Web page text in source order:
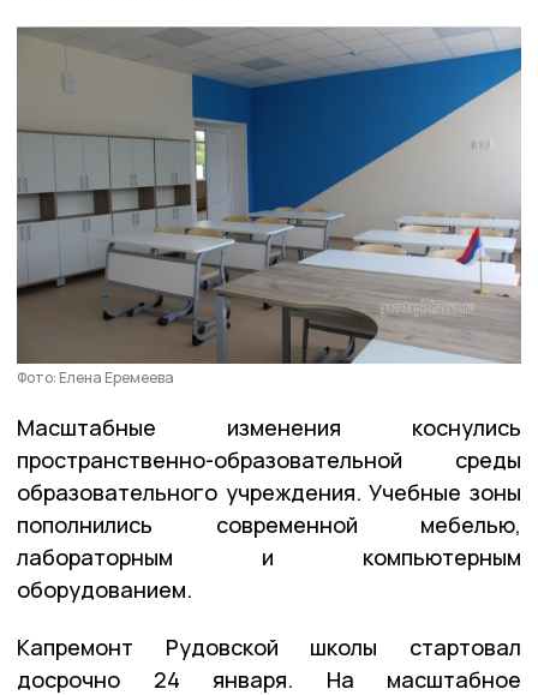
Фото: Елена Еремеева
Масштабные изменения коснулись
пространственно-образовательной среды
образовательного учреждения. Учебные зоны
пополнились современной мебелью,
лабораторным и компьютерным
оборудованием.
Капремонт Рудовской школы стартовал
досрочно 24 января. На масштабное